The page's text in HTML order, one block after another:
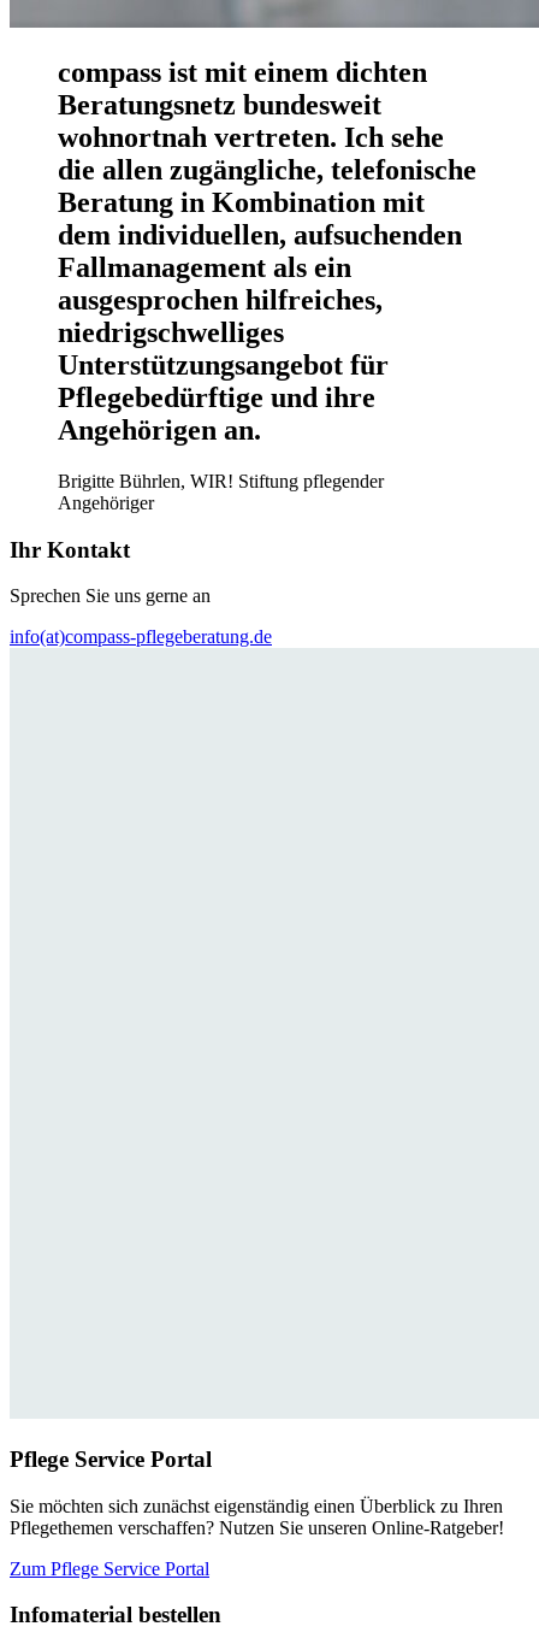
compass ist mit einem dichten
Beratungsnetz bundesweit
wohnortnah vertreten. Ich sehe
die allen zugängliche, telefonische
Beratung in Kombination mit
dem individuellen, aufsuchenden
Fallmanagement als ein
ausgesprochen hilfreiches,
niedrigschwelliges
Unterstützungsangebot für
Pflegebedürftige und ihre
Angehörigen an.
Brigitte Bührlen, WIR! Stiftung pflegender
Angehöriger
Ihr Kontakt
Sprechen Sie uns gerne an
info(at)compass-pflegeberatung.de
Pflege Service Portal
Sie möchten sich zunächst eigenständig einen Überblick zu Ihren
Pflegethemen verschaffen? Nutzen Sie unseren Online-Ratgeber!
Zum Pflege Service Portal
Infomaterial bestellen